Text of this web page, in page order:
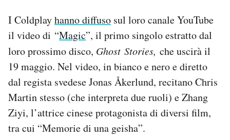
I MIEI PREFERITI
SHOP
CALENDARIO
AREA PERSONALE
I Coldplayhanno diffuso sul loro canale YouTube
il video di “Magic”, il primo singolo estratto dal
loro prossimo disco, Ghost Stories, che uscirà il
19 maggio. Nel video, in bianco e nero e diretto
dal regista svedese Jonas Åkerlund, recitano Chris
Martin stesso (che interpreta due ruoli) e Zhang
Ziyi, l’attrice cinese protagonista di diversi film,
tra cui “Memorie di una geisha”.